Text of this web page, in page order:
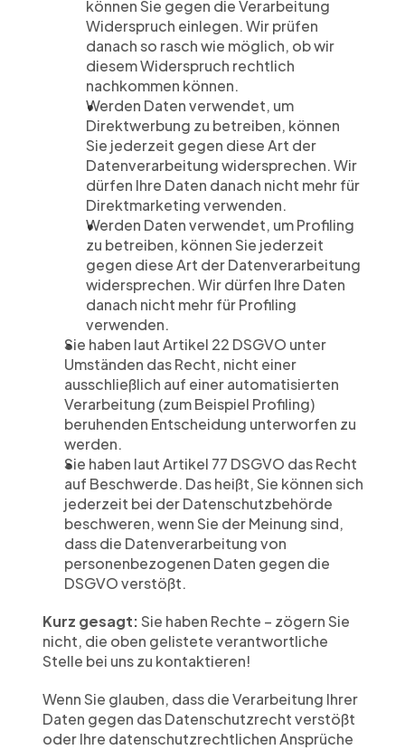
können Sie gegen die Verarbeitung
Widerspruch einlegen. Wir prüfen
danach so rasch wie möglich, ob wir
diesem Widerspruch rechtlich
nachkommen können.
Werden Daten verwendet, um
Direktwerbung zu betreiben, können
Sie jederzeit gegen diese Art der
Datenverarbeitung widersprechen. Wir
dürfen Ihre Daten danach nicht mehr für
Direktmarketing verwenden.
Werden Daten verwendet, um Profiling
zu betreiben, können Sie jederzeit
gegen diese Art der Datenverarbeitung
widersprechen. Wir dürfen Ihre Daten
danach nicht mehr für Profiling
verwenden.
Sie haben laut Artikel 22 DSGVO unter
Umständen das Recht, nicht einer
ausschließlich auf einer automatisierten
Verarbeitung (zum Beispiel Profiling)
beruhenden Entscheidung unterworfen zu
werden.
Sie haben laut Artikel 77 DSGVO das Recht
auf Beschwerde. Das heißt, Sie können sich
jederzeit bei der Datenschutzbehörde
beschweren, wenn Sie der Meinung sind,
dass die Datenverarbeitung von
personenbezogenen Daten gegen die
DSGVO verstößt.
Kurz gesagt: Sie haben Rechte – zögern Sie
nicht, die oben gelistete verantwortliche
Stelle bei uns zu kontaktieren!
Wenn Sie glauben, dass die Verarbeitung Ihrer
Daten gegen das Datenschutzrecht verstößt
oder Ihre datenschutzrechtlichen Ansprüche